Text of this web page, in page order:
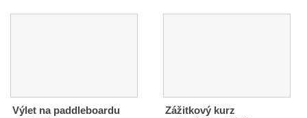
Výlet na paddleboardu
Zážitkový kurz